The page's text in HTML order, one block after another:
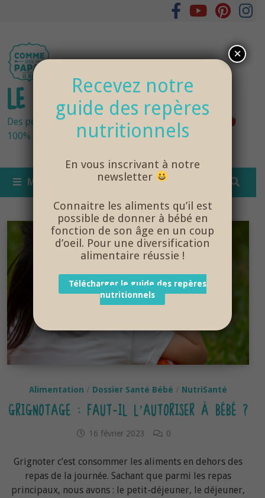
LE BLOG DES PAPAS
Des petits pots bébés fraîchement cuisinés
100% bio et de saison… et cela change tout !
MENU
Alimentation Dossier Santé Bébé NutriSanté
GRIGNOTAGE : FAUT-IL L’AUTORISER À BÉBÉ ?
16 février 2023 0
Grignoter c’est consommer les aliments en dehors des
repas de la journée. Sachant que parmi les repas
principaux, nous avons : le petit-déjeuner, le déjeuner,
Recevez notre
guide des repères
nutritionnels
En vous inscrivant à notre
newsletter
Connaitre les aliments qu’il est
possible de donner à bébé en
fonction de son âge en un coup
d’oeil. Pour une diversification
alimentaire réussie !
Télécharger le guide des repères
nutritionnels
×